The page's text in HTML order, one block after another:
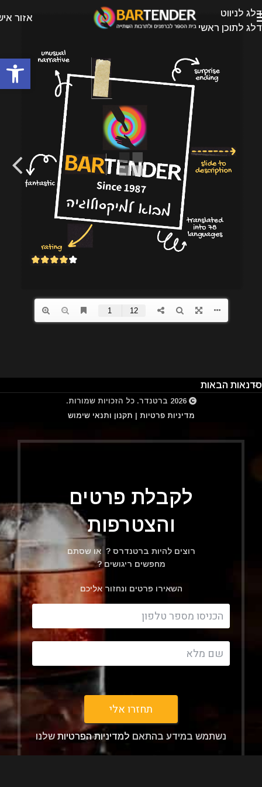
דלג לניווט
דלג לתוכן ראשי
אזור
סדנאות הבאות
2026 ברטנדר. כל הזכויות שמורות.
מדיניות פרטיות | תקנון ותנאי שימוש
לקבלת פרטים
והצטרפות
רוצים להיות ברטנדרס ? או שסתם
מחפשים ריגושים ?
השאירו פרטים ונחזור אליכם
תחזרו אלי
נשתמש במידע בהתאם למדיניות הפרטיותשלנו